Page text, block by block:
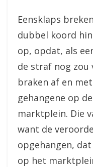
Eensklaps
dubbel koord
op, opdat, als
de straf nog zou
braken af en
gehangene op
marktplein. Die
want de
opgehangen,
op het